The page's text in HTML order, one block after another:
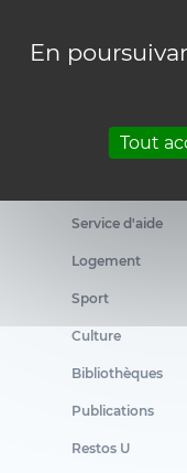
En
Tout
Inscription
Service d'aide
Logement
Sport
Culture
Bibliothèques
Publications
Restos U